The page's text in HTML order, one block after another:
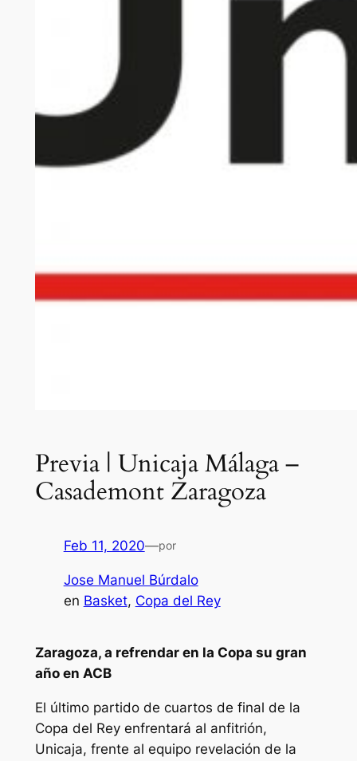
Previa | Unicaja Málaga –
Casademont Zaragoza
Feb 11, 2020—por
Jose Manuel Búrdalo
en Basket, Copa del Rey
Zaragoza, a refrendar en la Copa su gran
año en ACB
El último partido de cuartos de final de la
Copa del Rey enfrentará al anfitrión,
Unicaja, frente al equipo revelación de la